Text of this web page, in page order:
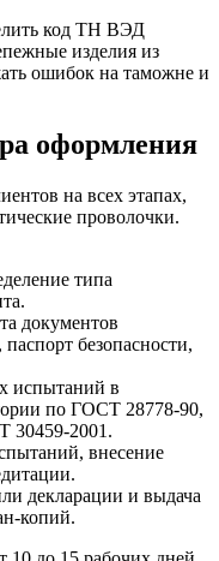
код ТН ВЭД
изделия из
ошибок на таможне и
оформления
на всех этапах,
проволочки.
типа
документов
безопасности,
испытаний в
по ГОСТ 28778-90,
30459-2001.
внесение
декларации и выдача
копий.